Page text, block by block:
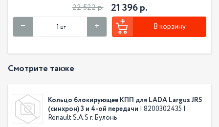
22 522 р. 21 396 р.
шт В корзину
Смотрите также
Кольцо блокирующее КПП для LADA Largus JR5
(синхрон) 3 и 4-ой передачи | 8200302435 |
Renault S.A.S г. Булонь